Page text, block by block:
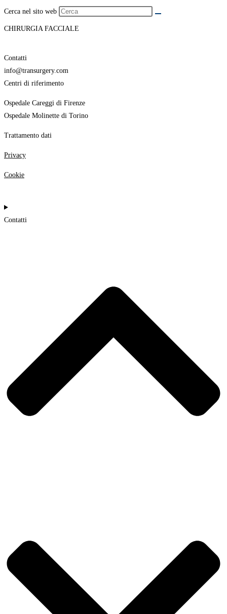
Cerca nel sito web
CHIRURGIA FACCIALE
Contatti
info@transurgery.com
Centri di riferimento
Ospedale Careggi di Firenze
Ospedale Molinette di Torino
Trattamento dati
Privacy
Cookie
Contatti